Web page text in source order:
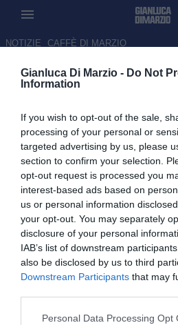
Gianluca Di Marzio - Do Not
Information
If you wish to opt-out of the sale,
processing of your personal or
targeted advertising by us, please
section to confirm your selection.
opt-out request is processed you
interest-based ads based on
us or personal information
your opt-out. You may separately
disclosure of your personal
IAB’s list of downstream
also be disclosed by us to third
Downstream Participants that may
Personal Data Processing Opt
NOTIZIE CAFFÈ DI MARZIO
Allegri-Napoli,
Milan e primo
Manna
02.06.2026 19:03 di Gianluca Di
Si avvicina sempre di più l'ufficialità di
Napoli: attesa nelle prossime ore la
Milan